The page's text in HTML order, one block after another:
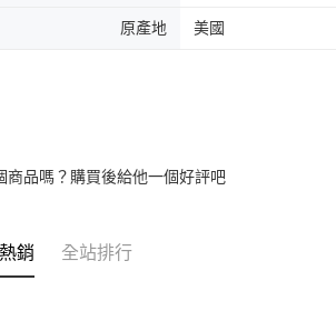
原產地 美國
商品嗎？購買後給他一個好評吧
銷 全站排行